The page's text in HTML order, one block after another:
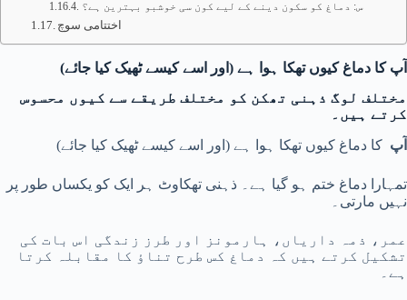
س: دماغ کو سکون دینے کے لیے کون سی خوشبو بہترین ہے؟
اختتامی سوچ
آپ کا دماغ کیوں تھکا ہوا ہے (اور اسے کیسے ٹھیک کیا جائے)
مختلف لوگ ذہنی تھکن کو مختلف طریقے سے کیوں محسوس
کرتے ہیں۔
آپ کا دماغ کیوں تھکا ہوا ہے (اور اسے کیسے ٹھیک کیا جائے)
تمہارا دماغ ختم ہو گیا ہے۔ ذہنی تھکاوٹ ہر ایک کو یکساں طور پر
نہیں مارتی۔
عمر، ذمہ داریاں، ہارمونز اور طرز زندگی اس بات کی
تشکیل کرتے ہیں کہ دماغ کس طرح تناؤ کا مقابلہ کرتا
ہے۔